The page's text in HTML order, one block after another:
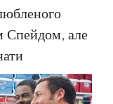
Спейдом, але